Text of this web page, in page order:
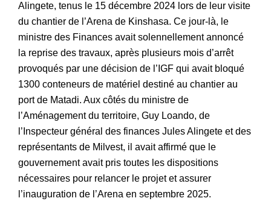
Alingete, tenus le 15 décembre 2024 lors de leur visite
du chantier de l’Arena de Kinshasa. Ce jour-là, le
ministre des Finances avait solennellement annoncé
la reprise des travaux, après plusieurs mois d’arrêt
provoqués par une décision de l’IGF qui avait bloqué
1300 conteneurs de matériel destiné au chantier au
port de Matadi. Aux côtés du ministre de
l’Aménagement du territoire, Guy Loando, de
l’Inspecteur général des finances Jules Alingete et des
représentants de Milvest, il avait affirmé que le
gouvernement avait pris toutes les dispositions
nécessaires pour relancer le projet et assurer
l’inauguration de l’Arena en septembre 2025.